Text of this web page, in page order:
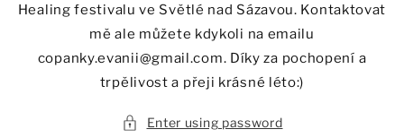
Healing festivalu ve Světlé nad Sázavou. Kontaktovat
mě ale můžete kdykoli na emailu
copanky.evanii@gmail.com. Díky za pochopení a
trpělivost a přeji krásné léto:)
Enter using password